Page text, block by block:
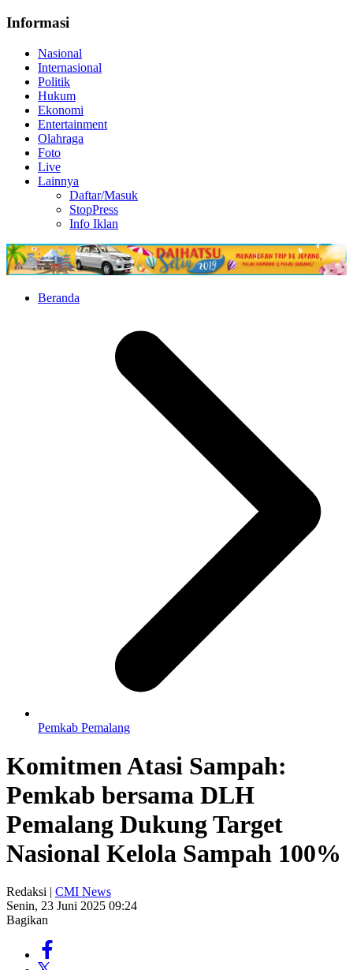
Informasi
Nasional
Internasional
Politik
Hukum
Ekonomi
Entertainment
Olahraga
Foto
Live
Lainnya
Daftar/Masuk
StopPress
Info Iklan
Beranda
Pemkab Pemalang
Komitmen Atasi Sampah:
Pemkab bersama DLH
Pemalang Dukung Target
Nasional Kelola Sampah 100%
Redaksi | CMI News
Senin, 23 Juni 2025 09:24
Bagikan